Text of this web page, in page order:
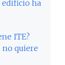
edificio ha
ITE?
no quiere